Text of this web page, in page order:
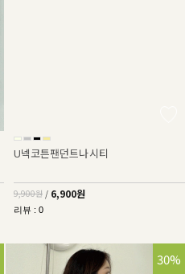
U넥코튼팬던트나시티
9,900원 / 6,900원
리뷰 : 0
30%